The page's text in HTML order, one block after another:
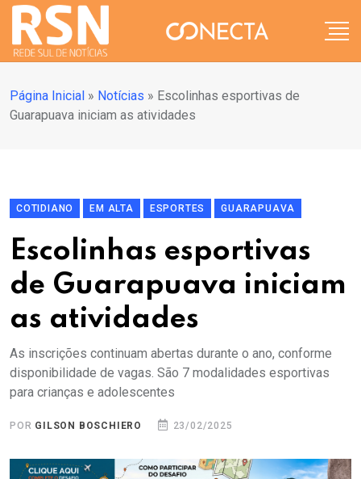
Página Inicial » Notícias » Escolinhas esportivas de
Guarapuava iniciam as atividades
COTIDIANO EM ALTA ESPORTES GUARAPUAVA
Escolinhas esportivas
de Guarapuava iniciam
as atividades
As inscrições continuam abertas durante o ano, conforme
disponibilidade de vagas. São 7 modalidades esportivas
para crianças e adolescentes
POR GILSON BOSCHIERO 23/02/2025